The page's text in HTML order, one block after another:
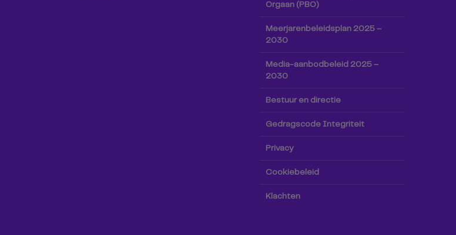
Orgaan (PBO)
Meerjarenbeleidsplan 2025 –
2030
Media-aanbodbeleid 2025 –
2030
Bestuur en directie
Gedragscode Integriteit
Privacy
Cookiebeleid
Klachten